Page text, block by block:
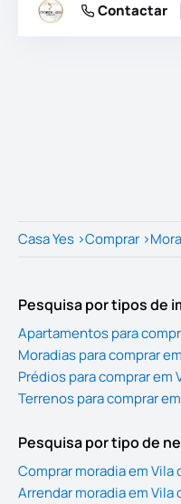
Contactar
Casa Yes >Comprar >
Pesquisa por tipos de
Apartamentos para
Moradias para comprar
Prédios para comprar em
Terrenos para comprar
Pesquisa por tipo de
Comprar moradia em Vila
Arrendar moradia em Vila